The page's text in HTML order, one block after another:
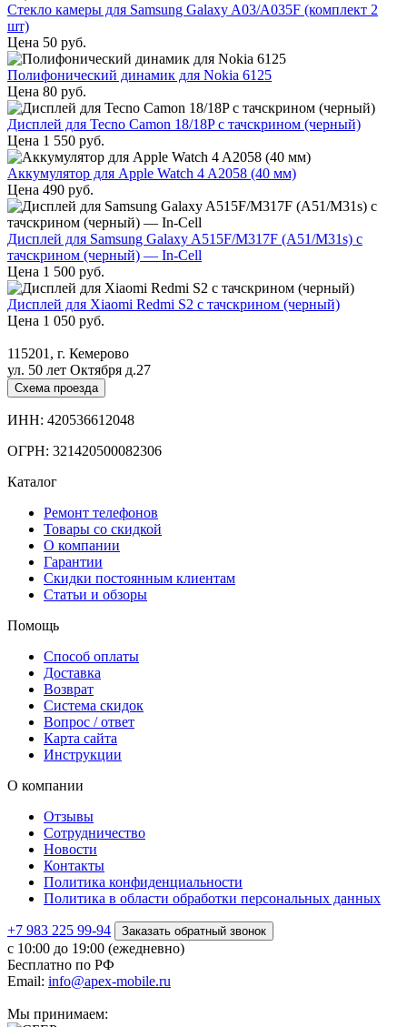
Стекло камеры для Samsung Galaxy A03/A035F (комплект 2
шт)
Цена 50 руб.
Полифонический динамик для Nokia 6125
Цена 80 руб.
Дисплей для Tecno Camon 18/18P с тачскрином (черный)
Цена 1 550 руб.
Аккумулятор для Apple Watch 4 A2058 (40 мм)
Цена 490 руб.
Дисплей для Samsung Galaxy A515F/M317F (A51/M31s) с
тачскрином (черный) — In-Cell
Цена 1 500 руб.
Дисплей для Xiaomi Redmi S2 с тачскрином (черный)
Цена 1 050 руб.
115201, г. Кемерово
ул. 50 лет Октября д.27
Схема проезда
ИНН: 420536612048
ОГРН: 321420500082306
Каталог
Ремонт телефонов
Товары со скидкой
О компании
Гарантии
Скидки постоянным клиентам
Статьи и обзоры
Помощь
Способ оплаты
Доставка
Возврат
Система скидок
Вопрос / ответ
Карта сайта
Инструкции
О компании
Отзывы
Сотрудничество
Новости
Контакты
Политика конфиденциальности
Политика в области обработки персональных данных
+7 983 225 99-94 Заказать обратный звонок
с 10:00 до 19:00 (ежедневно)
Бесплатно по РФ
Email: info@apex-mobile.ru
Мы принимаем: